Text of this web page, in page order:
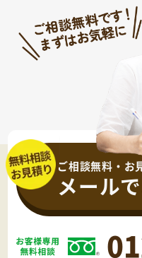
ご相談無料・お
メール